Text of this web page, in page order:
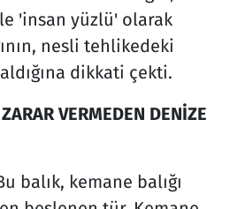
'insan yüzlü' olarak
nesli tehlikedeki
dikkati çekti.
VERMEDEN DENİZE
balık, kemane balığı